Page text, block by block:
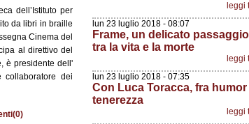
dell’Istituto per
da libri in braille
Cinema del
al direttivo del
è presidente dell'
dei
leggi
lun 23 luglio 2018 - 08:07
Frame, un delicato passaggio
tra la vita e la morte
leggi
lun 23 luglio 2018 - 07:35
Con Luca Toracca, fra humor
tenerezza
leggi